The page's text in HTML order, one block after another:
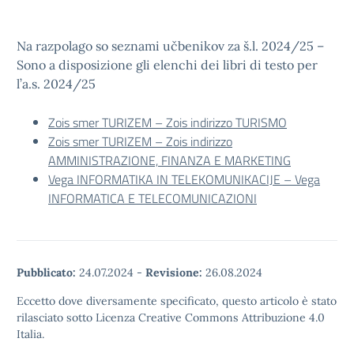
Na razpolago so seznami učbenikov za š.l. 2024/25 –
Sono a disposizione gli elenchi dei libri di testo per
l’a.s. 2024/25
Zois smer TURIZEM – Zois indirizzo TURISMO
Zois smer TURIZEM – Zois indirizzo
AMMINISTRAZIONE, FINANZA E MARKETING
Vega INFORMATIKA IN TELEKOMUNIKACIJE – Vega
INFORMATICA E TELECOMUNICAZIONI
Pubblicato: 24.07.2024 - Revisione: 26.08.2024
Eccetto dove diversamente specificato, questo articolo è stato
rilasciato sotto Licenza Creative Commons Attribuzione 4.0
Italia.